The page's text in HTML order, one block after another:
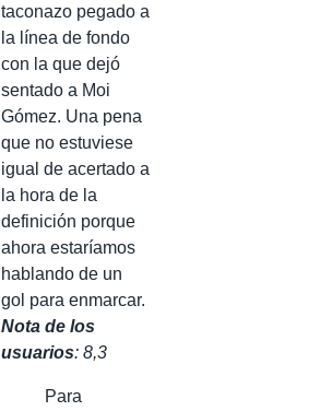
taconazo pegado a
la línea de fondo
con la que dejó
sentado a Moi
Gómez. Una pena
que no estuviese
igual de acertado a
la hora de la
definición porque
ahora estaríamos
hablando de un
gol para enmarcar.
Nota de los
usuarios: 8,3
Para